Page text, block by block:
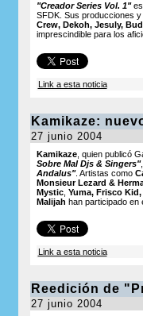
"Creador Series Vol. 1"es
SFDK. Sus producciones
Crew, Dekoh, Jesuly,
imprescindible para los
Link a esta noticia
Kamikaze:
27 junio 2004
Kamikaze, quien publicó
Sobre Mal Djs & Singers"
Andalus". Artistas como
Monsieur Lezard &
Mystic, Yuma, Frisco
Malijah han participado en
Link a esta noticia
Reedición de
27 junio 2004